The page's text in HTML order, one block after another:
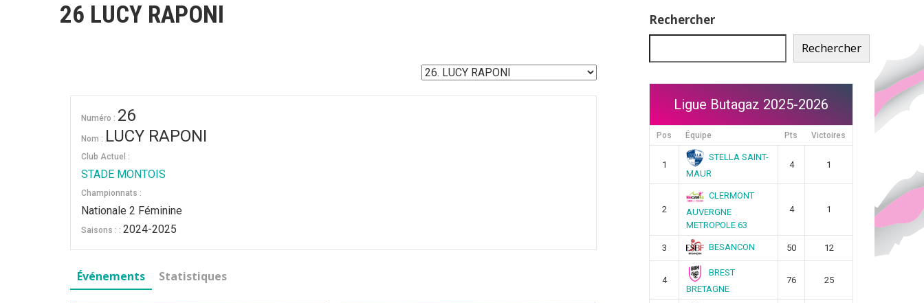
26 LUCY RAPONI
Numéro : 26
Nom : LUCY RAPONI
Club Actuel :
STADE MONTOIS
Championnats :
Nationale 2 Féminine
Saisons : : 2024-2025
Événements Statistiques
Rechercher
Rechercher
Ligue Butagaz 2025-2026
Pos Équipe Pts Victoires
1
STELLA SAINT-
MAUR
4 1
2
CLERMONT
AUVERGNE
METROPOLE 63
4 1
3 BESANCON 50 12
4
BREST
BRETAGNE
76 25